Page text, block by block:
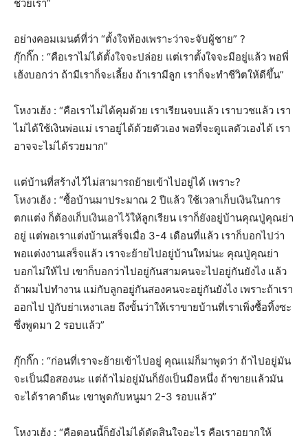
ช่วยเรา”
อย่างคอมเมนต์ที่ว่า “ตั้งใจท้องเพราะว่าจะจับผู้ชาย” ?
กุ๊กกิ๊ก : “คือเราไม่ได้ตั้งใจจะปล่อย แต่เราตั้งใจจะมีอยู่แล้ว พอพี่
เฮ้งบอกว่า ถ้ามีเราก็จะเลี้ยง ถ้าเรามีลูก เราก็จะทำชีวิตให้ดีขึ้น”
โหงวเฮ้ง : “คือเราไม่ได้คุมด้วย เราเรียนจบแล้ว เราบวชแล้ว เรา
ไม่ได้ใช้เงินพ่อแม่ เราอยู่ได้ด้วยตัวเอง พอที่จะดูแลตัวเองได้ เรา
อาจจะไม่ได้รวยมาก”
แต่บ้านที่สร้างไว้ไม่สามารถย้ายเข้าไปอยู่ได้ เพราะ?
โหงวเฮ้ง : “ซื้อบ้านมาประมาณ 2 ปีแล้ว ใช้เวลาเก็บเงินในการ
ตกแต่ง ก็ต้องเก็บเงินเอาไว้ให้ลูกเรียน เราก็ยังอยู่บ้านคุณปู่คุณย่า
อยู่ แต่พอเราแต่งบ้านเสร็จเมื่อ 3-4 เดือนที่แล้ว เราก็บอกไปว่า
พอแต่งงานเสร็จแล้ว เราจะย้ายไปอยู่บ้านใหม่นะ คุณปู่คุณย่า
บอกไม่ให้ไป เขาก็บอกว่าไปอยู่กันสามคนจะไปอยู่กันยังไง แล้ว
ถ้าผมไปทำงาน แม่กับลูกอยู่กันสองคนจะอยู่กันยังไง เพราะถ้าเรา
ออกไป ปู่กับย่าเหงาเลย ถึงขั้นว่าให้เราขายบ้านที่เราเพิ่งซื้อทิ้งซะ
ซึ่งพูดมา 2 รอบแล้ว”
กุ๊กกิ๊ก : “ก่อนที่เราจะย้ายเข้าไปอยู่ คุณแม่ก็มาพูดว่า ถ้าไปอยู่มัน
จะเป็นมือสองนะ แต่ถ้าไม่อยู่มันก็ยังเป็นมือหนึ่ง ถ้าขายแล้วมัน
จะได้ราคาดีนะ เขาพูดกับหนูมา 2-3 รอบแล้ว”
โหงวเฮ้ง : “คือตอนนี้ก็ยังไม่ได้ตัดสินใจอะไร คือเราอยากให้